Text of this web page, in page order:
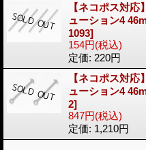
【ネコポス対
ューション4
1093]
154円(税込)
定価: 220円
【ネコポス対
ューション4
2]
847円(税込)
定価: 1,210円